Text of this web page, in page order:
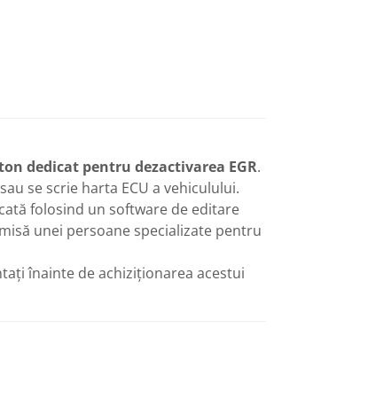
dedicat pentru dezactivarea EGR.
se scrie harta ECU a vehiculului.
folosind un software de editare
unei persoane specializate pentru
înainte de achiziționarea acestui